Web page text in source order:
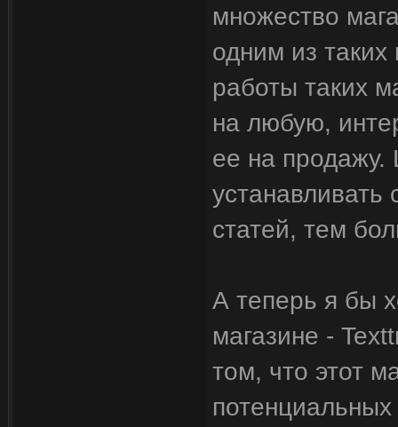
множество
одним из
работы таких
на любую,
ее на
статей, тем
А теперь я бы
магазине -
том, что этот